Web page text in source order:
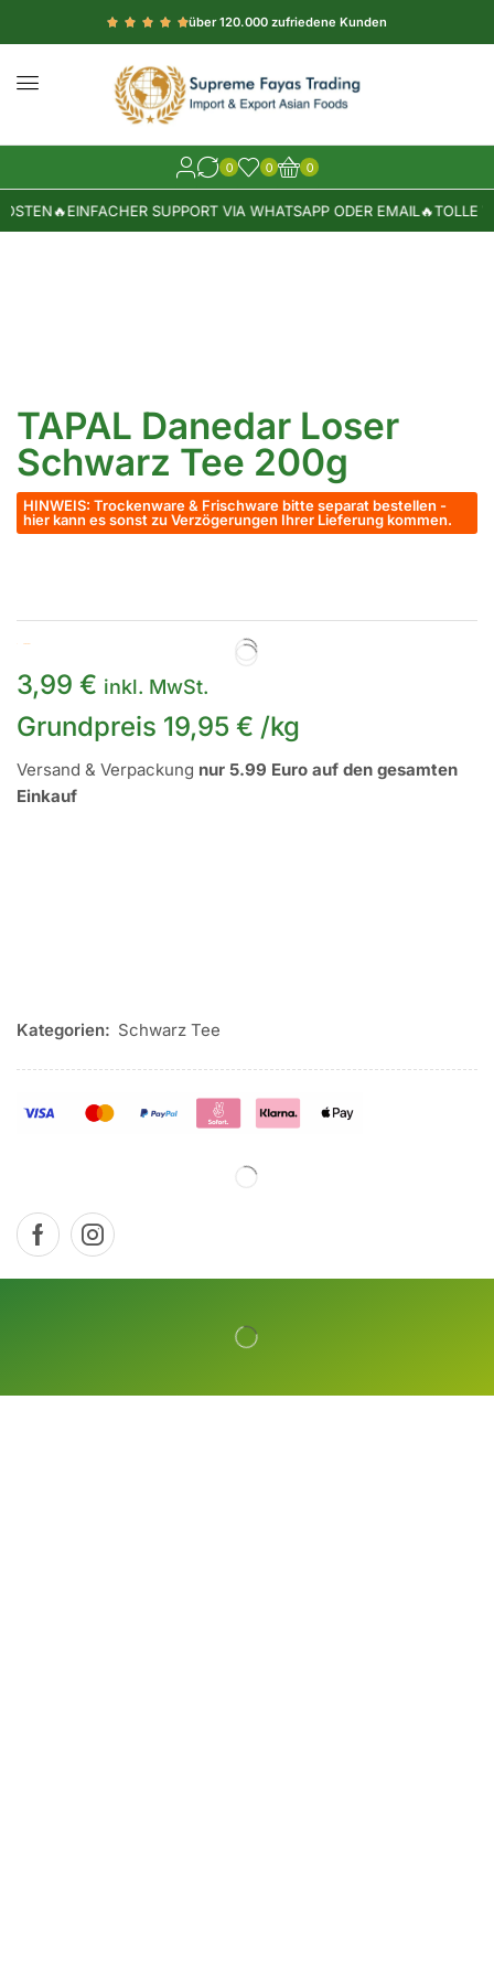
über 120.000 zufriedene Kunden
0 0 0
🔥EINFACHER SUPPORT VIA WHATSAPP ODER EMAIL🔥TOLLE
TAPAL Danedar Loser
Schwarz Tee 200g
HINWEIS: Trockenware & Frischware bitte separat bestellen -
hier kann es sonst zu Verzögerungen Ihrer Lieferung kommen.
3,99 € inkl. MwSt.
Grundpreis 19,95 € /kg
Versand & Verpackung nur 5.99 Euro auf den gesamten
Einkauf
Kategorien: Schwarz Tee